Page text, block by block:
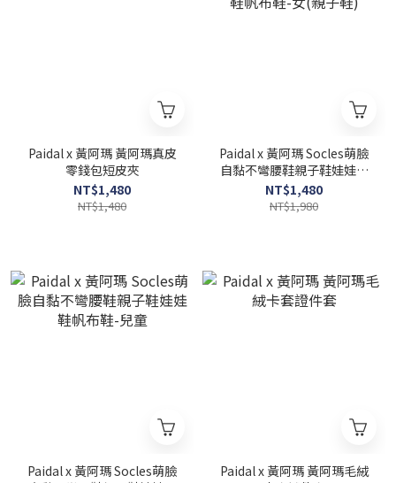
Paidal x 黃阿瑪 黃阿瑪真皮
零錢包短皮夾
NT$1,480
NT$1,480
Paidal x 黃阿瑪 Socles萌臉
自黏不彎腰鞋親子鞋娃娃鞋
帆布鞋-女(親子鞋)
NT$1,480
NT$1,980
Paidal x 黃阿瑪 Socles萌臉
Paidal x 黃阿瑪 黃阿瑪毛絨